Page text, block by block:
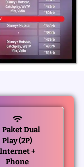
Paket Dual
Play (2P)
Internet +
Phone